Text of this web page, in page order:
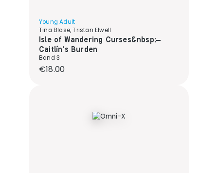
Young Adult
Tina Blase, Tristan Elwell
Isle of Wandering Curses&nbsp;–
Caitlín's Burden
Band 3
Regular price:
€18.00